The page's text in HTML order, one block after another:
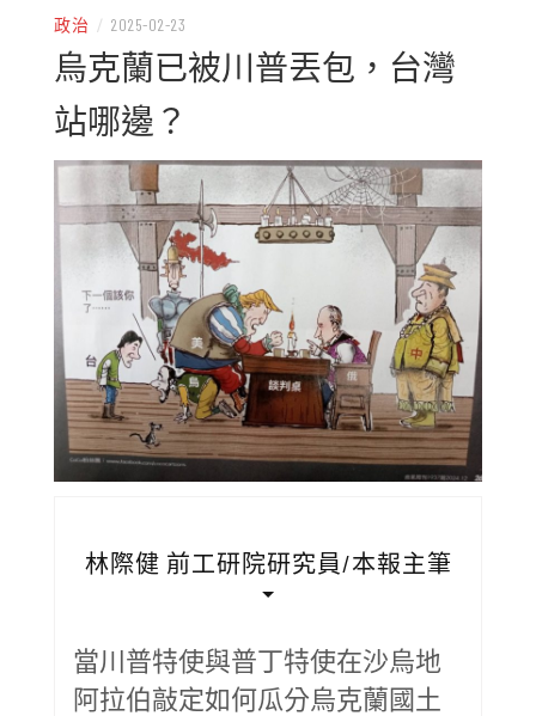
政治 / 2025-02-23
烏克蘭已被川普丟包，台灣
站哪邊？
林際健 前工研院研究員/本報主筆
當川普特使與普丁特使在沙烏地
阿拉伯敲定如何瓜分烏克蘭國土